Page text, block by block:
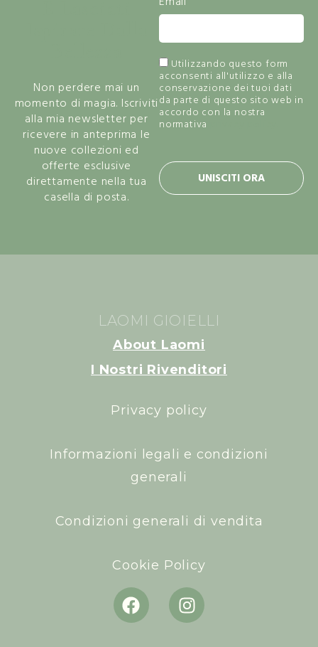
Non perdere mai un
momento di magia. Iscriviti
alla mia newsletter per
ricevere in anteprima le
nuove collezioni ed
offerte esclusive
direttamente nella tua
casella di posta.
Utilizzando questo form
acconsenti all'utilizzo e alla
conservazione dei tuoi dati
da parte di questo sito web in
accordo con la nostra
normativa
UNISCITI ORA
LAOMI GIOIELLI
About Laomi
I Nostri Rivenditori
Privacy policy
Informazioni legali e condizioni
generali
Condizioni generali di vendita
Cookie Policy